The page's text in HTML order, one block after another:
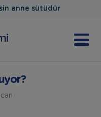
anne sütüdür